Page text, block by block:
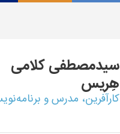
سیدمصطفیکلامی
هِریس
کارآفرین، مدرس و